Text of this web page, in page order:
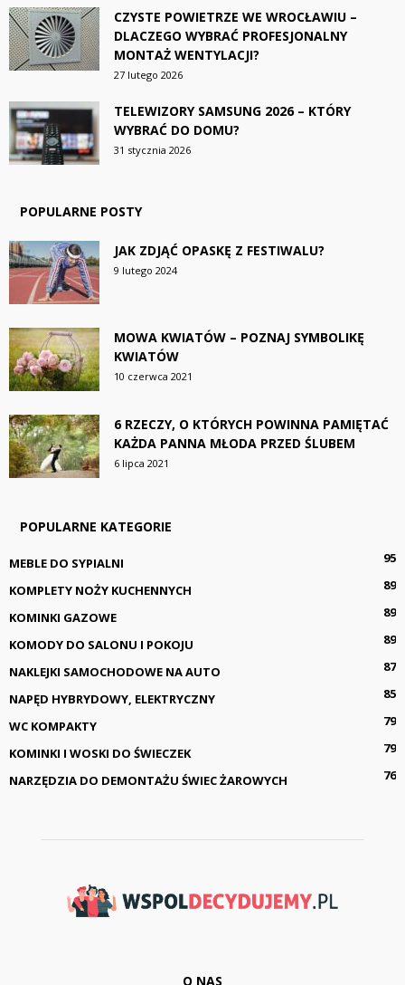
CZYSTE POWIETRZE WE WROCŁAWIU –
DLACZEGO WYBRAĆ PROFESJONALNY
MONTAŻ WENTYLACJI?
27 lutego 2026
TELEWIZORY SAMSUNG 2026 – KTÓRY
WYBRAĆ DO DOMU?
31 stycznia 2026
POPULARNE POSTY
JAK ZDJĄĆ OPASKĘ Z FESTIWALU?
9 lutego 2024
MOWA KWIATÓW – POZNAJ SYMBOLIKĘ
KWIATÓW
10 czerwca 2021
6 RZECZY, O KTÓRYCH POWINNA PAMIĘTAĆ
KAŻDA PANNA MŁODA PRZED ŚLUBEM
6 lipca 2021
POPULARNE KATEGORIE
MEBLE DO SYPIALNI
95
KOMPLETY NOŻY KUCHENNYCH
89
KOMINKI GAZOWE
89
KOMODY DO SALONU I POKOJU
89
NAKLEJKI SAMOCHODOWE NA AUTO
87
NAPĘD HYBRYDOWY, ELEKTRYCZNY
85
WC KOMPAKTY
79
KOMINKI I WOSKI DO ŚWIECZEK
79
NARZĘDZIA DO DEMONTAŻU ŚWIEC ŻAROWYCH
76
O NAS